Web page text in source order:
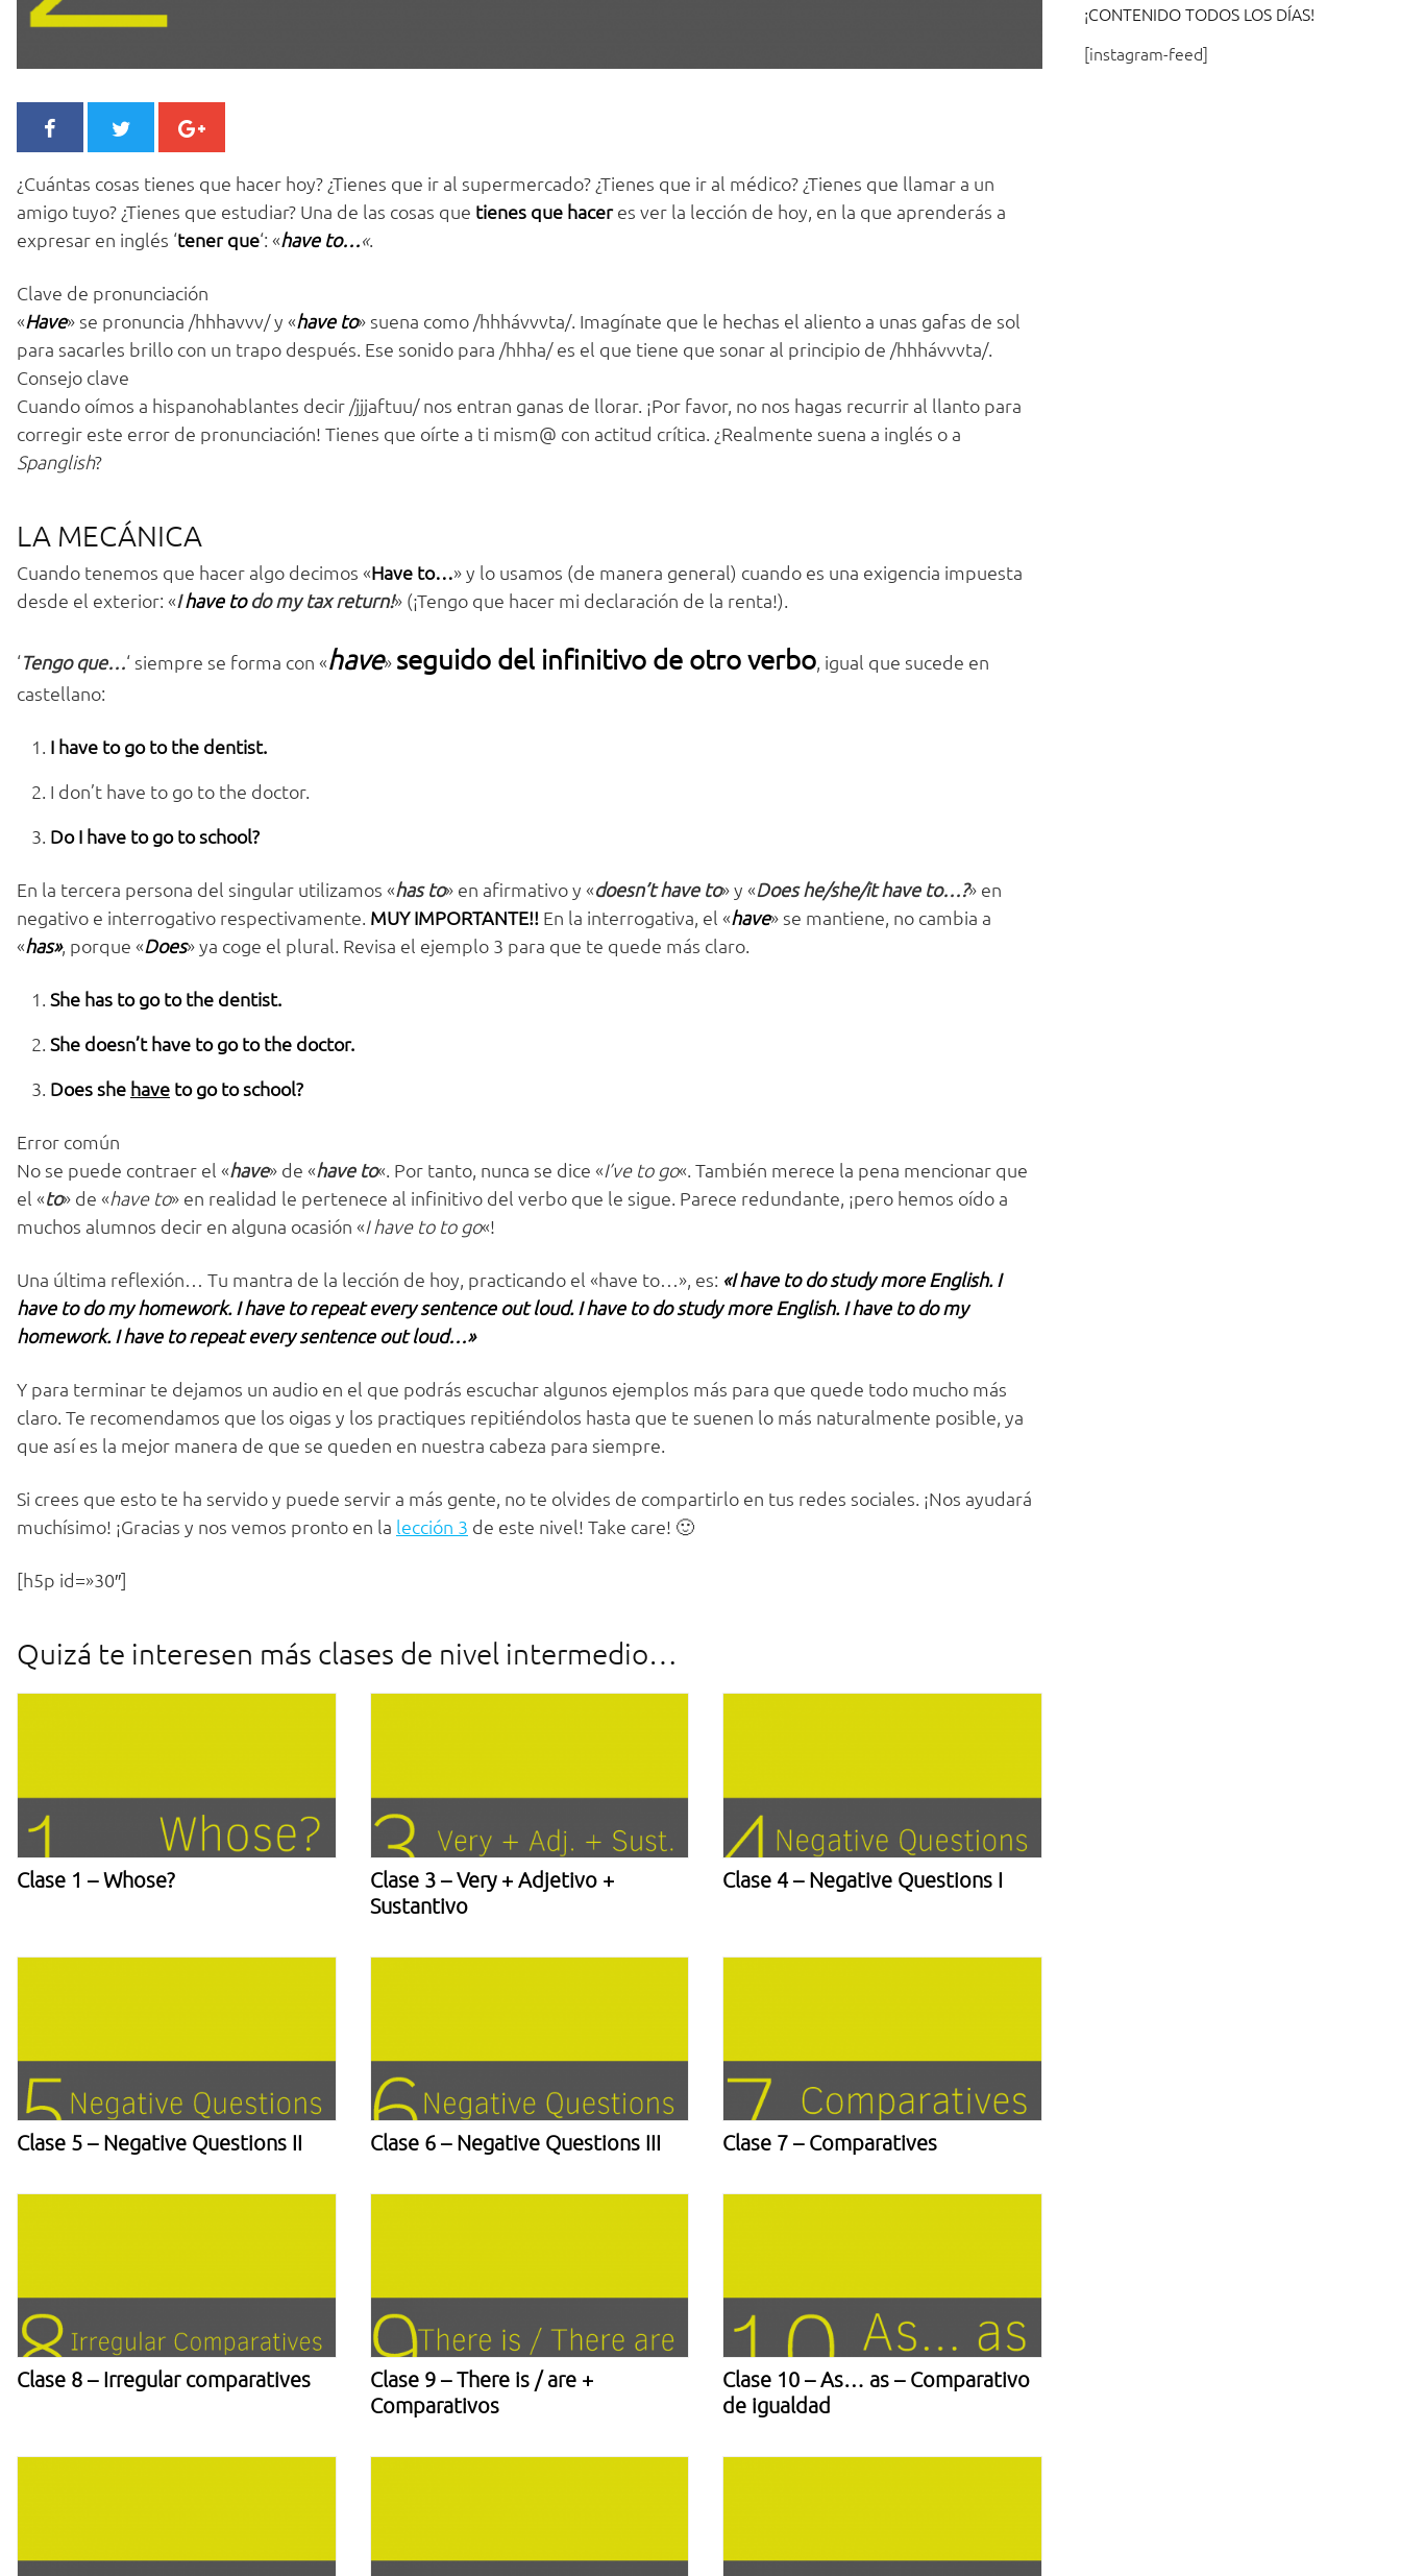
¿Cuántas cosas tienes que hacer hoy? ¿Tienes que ir al supermercado? ¿Tienes que ir al médico? ¿Tienes que llamar a un
amigo tuyo? ¿Tienes que estudiar? Una de las cosas que tienes que haceres ver la lección de hoy, en la que aprenderás a
expresar en inglés ‘tener que‘: «have to…«.
Clave de pronunciación
«Have» se pronuncia /hhhavvv/ y «have to» suena como /hhhávvvta/. Imagínate que le hechas el aliento a unas gafas de sol
para sacarles brillo con un trapo después. Ese sonido para /hhha/ es el que tiene que sonar al principio de /hhhávvvta/.
Consejo clave
Cuando oímos a hispanohablantes decir /jjjaftuu/ nos entran ganas de llorar. ¡Por favor, no nos hagas recurrir al llanto para
corregir este error de pronunciación! Tienes que oírte a ti mism@ con actitud crítica. ¿Realmente suena a inglés o a
Spanglish?
LA MECÁNICA
Cuando tenemos que hacer algo decimos «Have to…» y lo usamos (de manera general) cuando es una exigencia impuesta
desde el exterior: «Ihave todo my tax return!» (¡Tengo que hacer mi declaración de la renta!).
‘Tengo que…‘ siempre se forma con «have» seguido del infinitivo de otro verbo, igual que sucede en
castellano:
I have to go to the dentist.
I don’t have to go to the doctor.
Do I have to go to school?
En la tercera persona del singular utilizamos «has to» en afirmativo y «doesn’t have to» y «Does he/she/it have to…?» en
negativo e interrogativo respectivamente. MUY IMPORTANTE!! En la interrogativa, el «have» se mantiene, no cambia a
«has», porque «Does» ya coge el plural. Revisa el ejemplo 3 para que te quede más claro.
She has to go to the dentist.
She doesn’t have to go to the doctor.
Does she have to go to school?
Error común
No se puede contraer el «have» de «have to«. Por tanto, nunca se dice «I’ve to go«. También merece la pena mencionar que
el «to» de «have to» en realidad le pertenece al infinitivo del verbo que le sigue. Parece redundante, ¡pero hemos oído a
muchos alumnos decir en alguna ocasión «I have to to go«!
Una última reflexión… Tu mantra de la lección de hoy, practicando el «have to…», es: «I have to do study more English. I
have to do my homework. I have to repeat every sentence out loud. I have to do study more English. I have to do my
homework. I have to repeat every sentence out loud…»
Y para terminar te dejamos un audio en el que podrás escuchar algunos ejemplos más para que quede todo mucho más
claro. Te recomendamos que los oigas y los practiques repitiéndolos hasta que te suenen lo más naturalmente posible, ya
que así es la mejor manera de que se queden en nuestra cabeza para siempre.
Si crees que esto te ha servido y puede servir a más gente, no te olvides de compartirlo en tus redes sociales. ¡Nos ayudará
muchísimo! ¡Gracias y nos vemos pronto en la lección 3 de este nivel! Take care! 🙂
[h5p id=»30″]
Quizá te interesen más clases de nivel intermedio…​
Clase 1 – Whose?
Clase 3 – Very + Adjetivo +
Sustantivo
Clase 4 – Negative Questions I
Clase 5 – Negative Questions II Clase 6 – Negative Questions III Clase 7 – Comparatives
Clase 8 – Irregular comparatives
Clase 9 – There is / are +
Comparativos
Clase 10 – As… as – Comparativo
de igualdad
¡CONTENIDO TODOS LOS DÍAS!
[instagram-feed]